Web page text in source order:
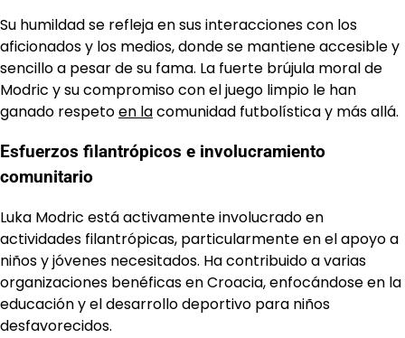
Su humildad se refleja en sus interacciones con los
aficionados y los medios, donde se mantiene accesible y
sencillo a pesar de su fama. La fuerte brújula moral de
Modric y su compromiso con el juego limpio le han
ganado respetoen lacomunidad futbolística y más allá.
Esfuerzos filantrópicos e involucramiento
comunitario
Luka Modric está activamente involucrado en
actividades filantrópicas, particularmente en el apoyo a
niños y jóvenes necesitados. Ha contribuido a varias
organizaciones benéficas en Croacia, enfocándose en la
educación y el desarrollo deportivo para niños
desfavorecidos.